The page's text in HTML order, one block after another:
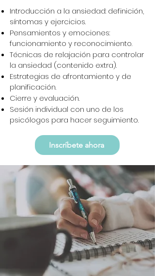
Introducción a la ansiedad: definición,
síntomas y ejercicios.
Pensamientos y emociones:
funcionamiento y reconocimiento.
Técnicas de relajación para controlar
la ansiedad (contenido extra).
Estrategias de afrontamiento y de
planificación.
Cierre y evaluación.
Sesión individual con uno de los
psicólogos para hacer seguimiento.
Inscríbete ahora